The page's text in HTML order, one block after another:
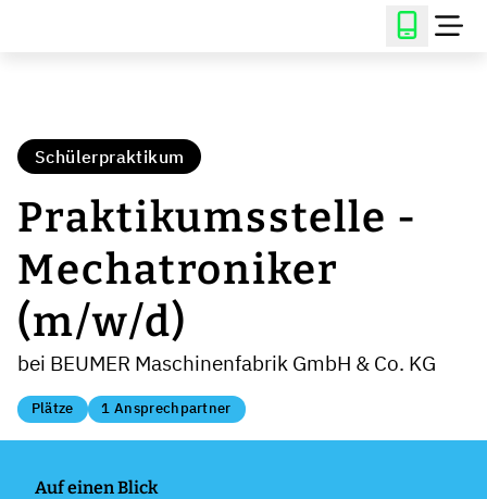
Schülerpraktikum
Praktikumsstelle -
Mechatroniker
(m/w/d)
bei BEUMER Maschinenfabrik GmbH & Co. KG
Plätze 1 Ansprechpartner
Auf einen Blick